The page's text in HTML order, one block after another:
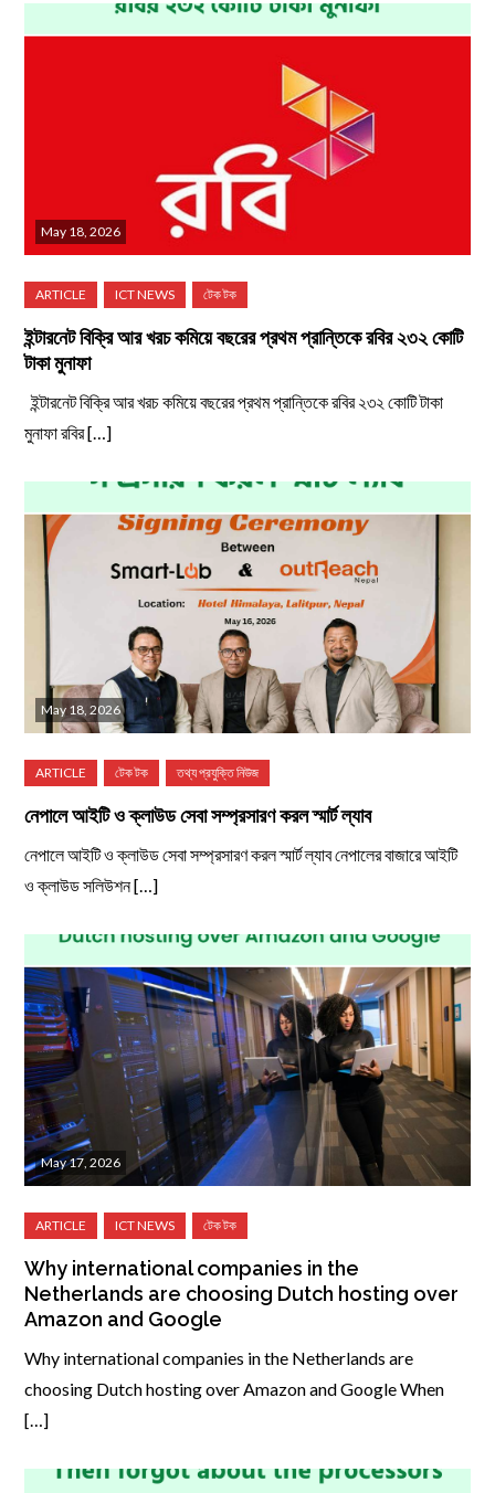
May 18, 2026
ইন্টারনেট বিক্রি আর খরচ কমিয়ে বছরের প্রথম প্রান্তিকে রবির ২৩২ কোটি
টাকা মুনাফা
ইন্টারনেট বিক্রি আর খরচ কমিয়ে বছরের প্রথম প্রান্তিকে রবির ২৩২ কোটি টাকা
মুনাফা রবির […]
May 18, 2026
নেপালে আইটি ও ক্লাউড সেবা সম্প্রসারণ করল স্মার্ট ল্যাব
নেপালে আইটি ও ক্লাউড সেবা সম্প্রসারণ করল স্মার্ট ল্যাব নেপালের বাজারে আইটি
ও ক্লাউড সলিউশন […]
May 17, 2026
Why international companies in the
Netherlands are choosing Dutch hosting over
Amazon and Google
Why international companies in the Netherlands are
choosing Dutch hosting over Amazon and Google When
[…]